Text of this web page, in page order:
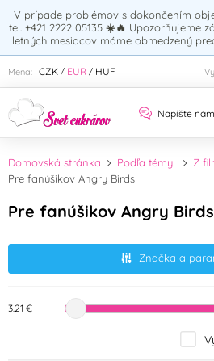
V prípade problémov s dokončením
tel. +421 2222 05135 ☀️🔥 Upozorňujeme
letných mesiacov máme obmedzený
Mena: CZK / EUR / HUF
Napíšte nám
Zadajte hľadaný výraz:
Domovská stránka Podľa témy
Z
Pre fanúšikov Angry Birds
Pre fanúšikov Angry Birds
Značka a
3.21 €